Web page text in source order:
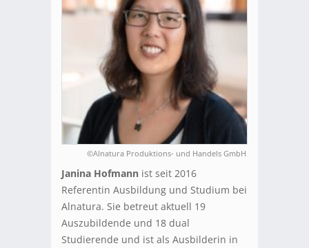
©Alnatura Produktions- und Handels GmbH
Janina Hofmann ist seit 2016
Referentin Ausbildung und Studium bei
Alnatura. Sie betreut aktuell 19
Auszubildende und 18 dual
Studierende und ist als Ausbilderin in